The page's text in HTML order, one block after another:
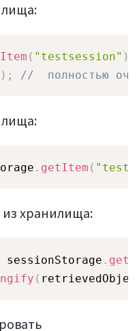
( "testsession" )
) ; //  полностью
. getItem (
из хранилища:
sessionStorage .
(